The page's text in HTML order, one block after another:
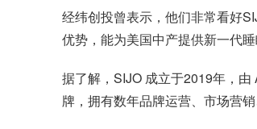
经纬创投曾表示，他们非常看好
优势，能为美国中产提供新一代
据了解，SIJO 成立于2019年，
牌，拥有数年品牌运营、市场营销